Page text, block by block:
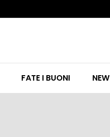
FATE I BUONI